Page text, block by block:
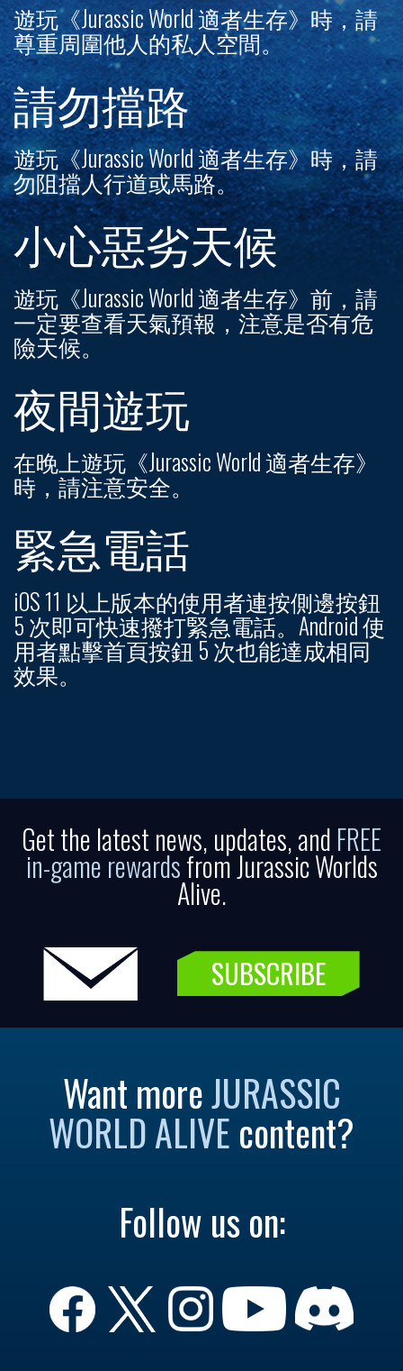
遊玩《Jurassic World 適者生存》時，請
尊重周圍他人的私人空間。
請勿擋路
遊玩《Jurassic World 適者生存》時，請
勿阻擋人行道或馬路。
小心惡劣天候
遊玩《Jurassic World 適者生存》前，請
一定要查看天氣預報，注意是否有危
險天候。
夜間遊玩
在晚上遊玩《Jurassic World 適者生存》
時，請注意安全。
緊急電話
iOS 11 以上版本的使用者連按側邊按鈕
5 次即可快速撥打緊急電話。Android 使
用者點擊首頁按鈕 5 次也能達成相同
效果。
Get the latest news, updates, and FREE
in-game rewardsfrom Jurassic Worlds
Alive.
SUBSCRIBE
Want moreJURASSIC
WORLD ALIVE content?
Follow us on: